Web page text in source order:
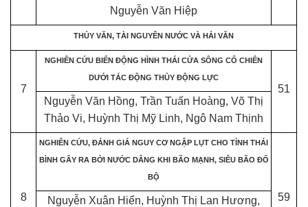
Nguyễn Văn Hiệp
THỦY VĂN, TÀI NGUYÊN NƯỚC VÀ HẢI VĂN
7
NGHIÊN CỨU BIẾN ĐỘNG HÌNH THÁI CỬA SÔNG CỔ CHIÊN
DƯỚI TÁC ĐỘNG THỦY ĐỘNG LỰC
51
Nguyễn Văn Hồng, Trần Tuấn Hoàng, Võ Thị
Thảo Vi, Huỳnh Thị Mỹ Linh, Ngô Nam Thịnh
8
NGHIÊN CỨU, ĐÁNH GIÁ NGUY CƠ NGẬP LỤT CHO TỈNH THÁI
BÌNH GÂY RA BỞI NƯỚC DÂNG KHI BÃO MẠNH, SIÊU BÃO ĐỔ
BỘ
59
Nguyễn Xuân Hiển, Huỳnh Thị Lan Hương,